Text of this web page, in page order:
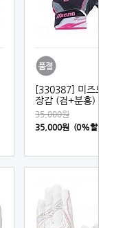
[330387] 미즈노 핀치
장갑 (검+분홍)
35,000원
35,000원 (0%할인)